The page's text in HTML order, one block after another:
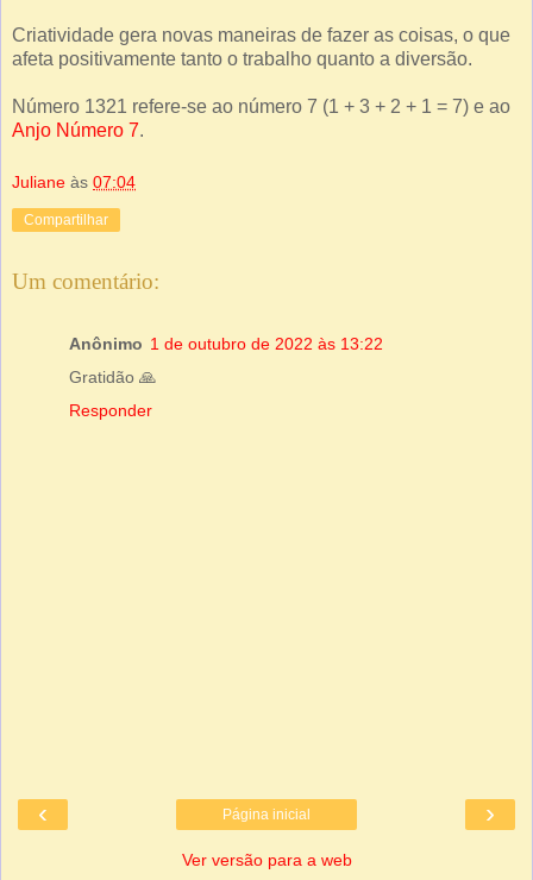
Criatividade gera novas maneiras de fazer as coisas, o que
afeta positivamente tanto o trabalho quanto a diversão.
Número 1321 refere-se ao número 7 (1 + 3 + 2 + 1 = 7) e ao
Anjo Número 7.
Juliane às 07:04
Compartilhar
Um comentário:
Anônimo 1 de outubro de 2022 às 13:22
Gratidão 🙏
Responder
‹ ›
Página inicial
Ver versão para a web